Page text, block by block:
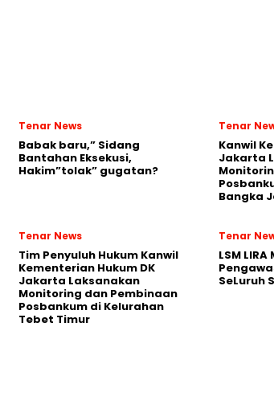
Tenar News
Babak baru,” Sidang
Bantahan Eksekusi,
Hakim”tolak” gugatan?
Tenar
Kanwil
Jakarta
Bangka
Tenar News
Tim Penyuluh Hukum Kanwil
Kementerian Hukum DK
Jakarta Laksanakan
Monitoring dan Pembinaan
Posbankum di Kelurahan
Tebet Timur
Tenar
LSM
SeLuruh